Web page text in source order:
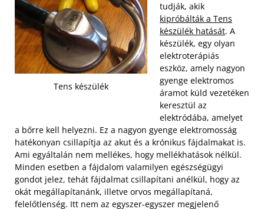
Tens készülék
tudják, akik
kipróbálták a Tens
készülék hatását. A
készülék, egy olyan
elektroterápiás
eszköz, amely nagyon
gyenge elektromos
áramot küld vezetéken
keresztül az
elektródába, amelyet
a bőrre kell helyezni. Ez a nagyon gyenge elektromosság
hatékonyan csillapítja az akut és a krónikus fájdalmakat is.
Ami egyáltalán nem mellékes, hogy mellékhatások nélkül.
Minden esetben a fájdalom valamilyen egészségügyi
gondot jelez, tehát fájdalmat csillapítani anélkül, hogy az
okát megállapítanánk, illetve orvos megállapítaná,
felelőtlenség. Itt nem az egyszer-egyszer megjelenő